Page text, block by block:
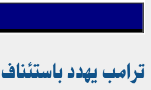
ترامب يهدد